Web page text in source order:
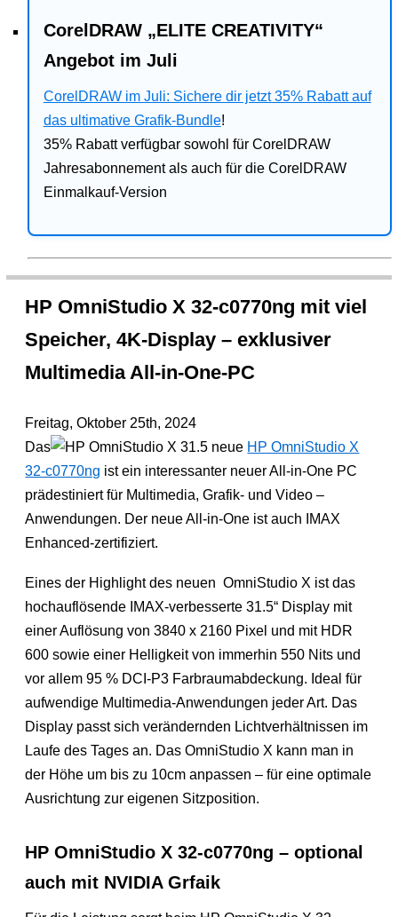
CorelDRAW „ELITE CREATIVITY“
Angebot im Juli
CorelDRAW im Juli: Sichere dir jetzt 35% Rabatt auf
das ultimative Grafik-Bundle!
35% Rabatt verfügbar sowohl für CorelDRAW
Jahresabonnement als auch für die CorelDRAW
Einmalkauf-Version
HP OmniStudio X 32-c0770ng mit viel
Speicher, 4K-Display – exklusiver
Multimedia All-in-One-PC
Freitag, Oktober 25th, 2024
Das
neue HP OmniStudio X
32-c0770ng ist ein interessanter neuer All-in-One PC
prädestiniert für Multimedia, Grafik- und Video –
Anwendungen. Der neue All-in-One ist auch IMAX
Enhanced-zertifiziert.
Eines der Highlight des neuen OmniStudio X ist das
hochauflösende IMAX-verbesserte 31.5“ Display mit
einer Auflösung von 3840 x 2160 Pixel und mit HDR
600 sowie einer Helligkeit von immerhin 550 Nits und
vor allem 95 % DCI-P3 Farbraumabdeckung. Ideal für
aufwendige Multimedia-Anwendungen jeder Art. Das
Display passt sich verändernden Lichtverhältnissen im
Laufe des Tages an. Das OmniStudio X kann man in
der Höhe um bis zu 10cm anpassen – für eine optimale
Ausrichtung zur eigenen Sitzposition.
HP OmniStudio X 32-c0770ng – optional
auch mit NVIDIA Grfaik